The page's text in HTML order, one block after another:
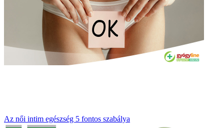
Az női intim egészség 5 fontos szabálya